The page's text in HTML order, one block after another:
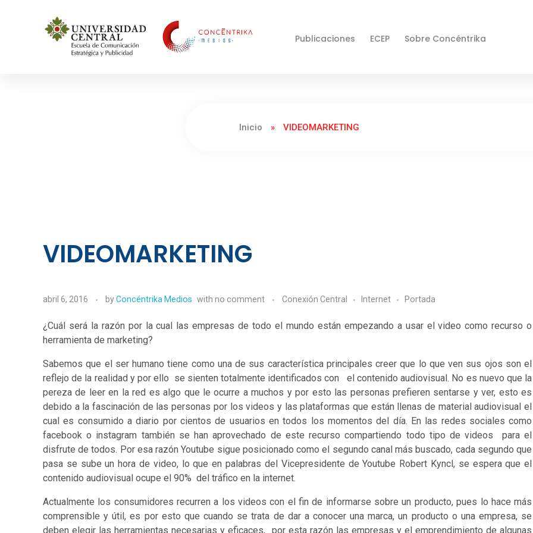
Publicaciones ECEP Sobre Concéntrika
Inicio » VIDEOMARKETING
VIDEOMARKETING
abril 6, 2016 byConcéntrika Medios with no comment Conexión Central Internet Portada
¿Cuál será la razón por la cual las empresas de todo el mundo están empezando a usar el video como recurso o
herramienta de marketing?
Sabemos que el ser humano tiene como una de sus característica principales creer que lo que ven sus ojos son el
reflejo de la realidad y por ello se sienten totalmente identificados con el contenido audiovisual. No es nuevo que la
pereza de leer en la red es algo que le ocurre a muchos y por esto las personas prefieren sentarse y ver, esto es
debido a la fascinación de las personas por los videos y las plataformas que están llenas de material audiovisual el
cual es consumido a diario por cientos de usuarios en todos los momentos del día. En las redes sociales como
facebook o instagram también se han aprovechado de este recurso compartiendo todo tipo de videos
para el
disfrute de todos. Por esa razón Youtube sigue posicionado como el segundo canal más buscado, cada segundo que
pasa se sube un hora de video, lo que en palabras del Vicepresidente de Youtube Robert Kyncl, se espera que el
contenido audiovisual ocupe el 90% del tráfico en la internet.
Actualmente los consumidores recurren a los videos con el fin de informarse sobre un producto, pues lo hace más
comprensible y útil, es por esto que cuando se trata de dar a conocer una marca, un producto o una empresa, se
deben elegir las herramientas necesarias y eficaces, por esta razón las empresas y el emprendimiento de algunas